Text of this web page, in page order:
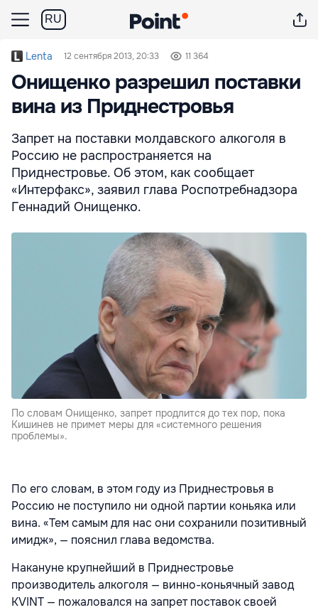
RU
Lenta 12 сентября 2013, 20:33 11 364
Онищенко разрешил поставки
вина из Приднестровья
Запрет на поставки молдавского алкоголя в
Россию не распространяется на
Приднестровье. Об этом, как сообщает
«Интерфакс», заявил глава Роспотребнадзора
Геннадий Онищенко.
По словам Онищенко, запрет продлится до тех пор, пока
Кишинев не примет меры для «системного решения
проблемы».
По его словам, в этом году из Приднестровья в
Россию не поступило ни одной партии коньяка или
вина. «Тем самым для нас они сохранили позитивный
имидж», — пояснил глава ведомства.
Накануне крупнейший в Приднестровье
производитель алкоголя — винно-коньячный завод
KVINT — пожаловался на запрет поставок своей